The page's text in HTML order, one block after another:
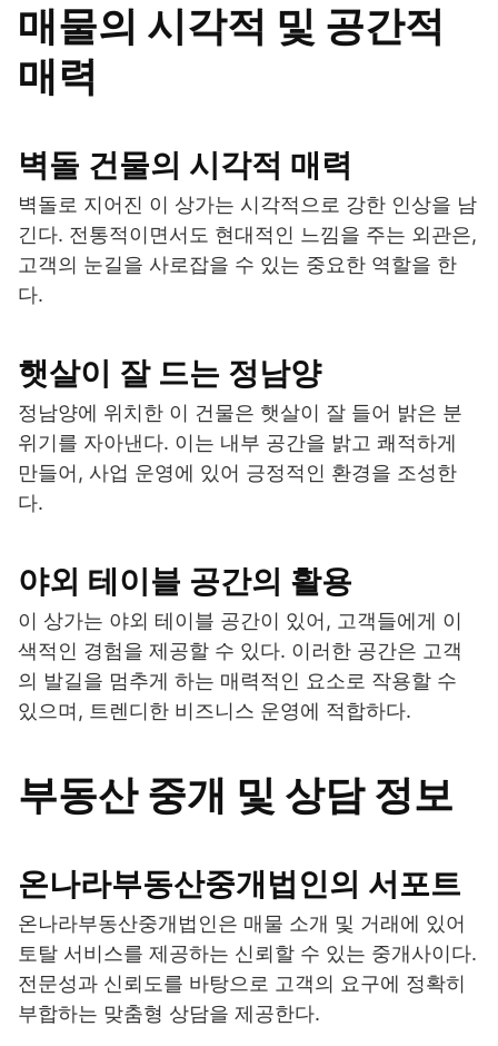
매물의 시각적 및 공간적
매력
벽돌 건물의 시각적 매력
벽돌로 지어진 이 상가는 시각적으로 강한 인상을 남
긴다. 전통적이면서도 현대적인 느낌을 주는 외관은,
고객의 눈길을 사로잡을 수 있는 중요한 역할을 한
다.
햇살이 잘 드는 정남양
정남양에 위치한 이 건물은 햇살이 잘 들어 밝은 분
위기를 자아낸다. 이는 내부 공간을 밝고 쾌적하게
만들어, 사업 운영에 있어 긍정적인 환경을 조성한
다.
야외 테이블 공간의 활용
이 상가는 야외 테이블 공간이 있어, 고객들에게 이
색적인 경험을 제공할 수 있다. 이러한 공간은 고객
의 발길을 멈추게 하는 매력적인 요소로 작용할 수
있으며, 트렌디한 비즈니스 운영에 적합하다.
부동산 중개 및 상담 정보
온나라부동산중개법인의 서포트
온나라부동산중개법인은 매물 소개 및 거래에 있어
토탈 서비스를 제공하는 신뢰할 수 있는 중개사이다.
전문성과 신뢰도를 바탕으로 고객의 요구에 정확히
부합하는 맞춤형 상담을 제공한다.